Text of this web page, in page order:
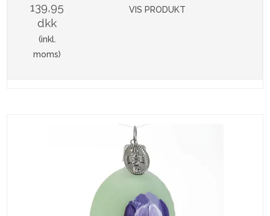
139,95
dkk
(inkl.
moms)
VIS PRODUKT